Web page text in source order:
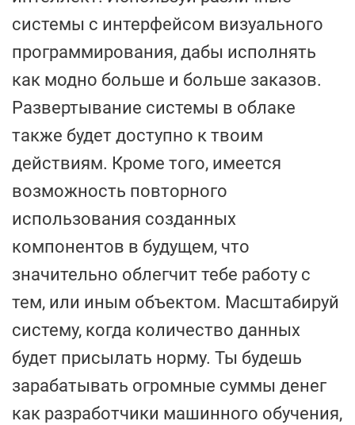
системы с интерфейсом визуального
программирования, дабы исполнять
как модно больше и больше заказов.
Развертывание системы в облаке
также будет доступно к твоим
действиям. Кроме того, имеется
возможность повторного
использования созданных
компонентов в будущем, что
значительно облегчит тебе работу с
тем, или иным объектом. Масштабируй
систему, когда количество данных
будет присылать норму. Ты будешь
зарабатывать огромные суммы денег
как разработчики машинного обучения,